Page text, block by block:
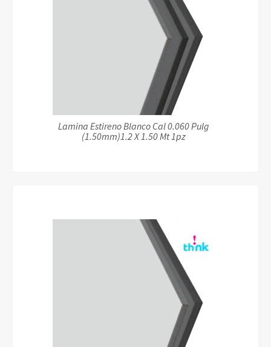
Lamina Estireno Blanco Cal 0.060 Pulg
(1.50mm)1.2 X 1.50 Mt 1pz